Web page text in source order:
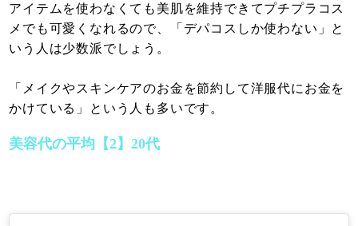
アイテムを使わなくても美肌を維持できてプチプラコス
メでも可愛くなれるので、「デパコスしか使わない」と
いう人は少数派でしょう。
「メイクやスキンケアのお金を節約して洋服代にお金を
かけている」という人も多いです。
美容代の平均【2】20代